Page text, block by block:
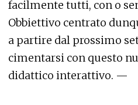
facilmente tutti, con o
Obbiettivo centrato
a partire dal prossimo
cimentarsi con questo
didattico interattivo. —